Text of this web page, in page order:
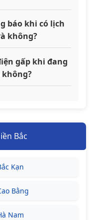
báo khi có lịch
không?
gấp khi đang
không?
Bắc
Kạn
Bằng
Nam